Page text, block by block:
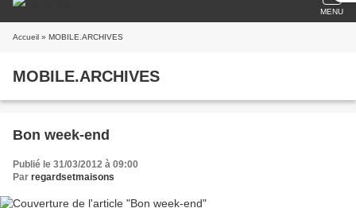
MENU
Accueil » MOBILE.ARCHIVES
MOBILE.ARCHIVES
Bon week-end
Publié le 31/03/2012 à 09:00
Par regardsetmaisons